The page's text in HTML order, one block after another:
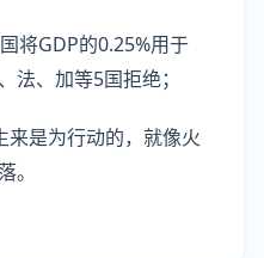
将GDP的0.25%用于
法、加等5国拒绝；
来是为行动的，就像火
。